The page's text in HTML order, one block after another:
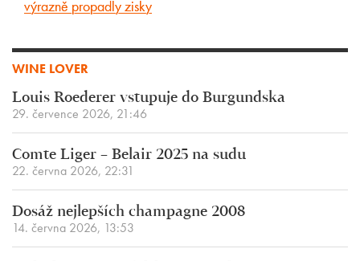
výrazně propadly zisky
WINE LOVER
Louis Roederer vstupuje do Burgundska
29. července 2026, 21:46
Comte Liger – Belair 2025 na sudu
22. června 2026, 22:31
Dosáž nejlepších champagne 2008
14. června 2026, 13:53